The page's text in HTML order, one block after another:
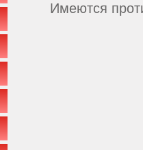
Имеются